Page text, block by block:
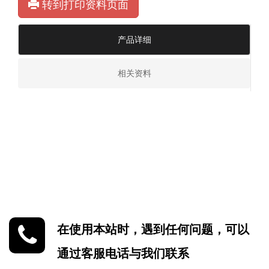
转到打印资料页面
产品详细
相关资料
在使用本站时，遇到任何问题，可以
通过客服电话与我们联系